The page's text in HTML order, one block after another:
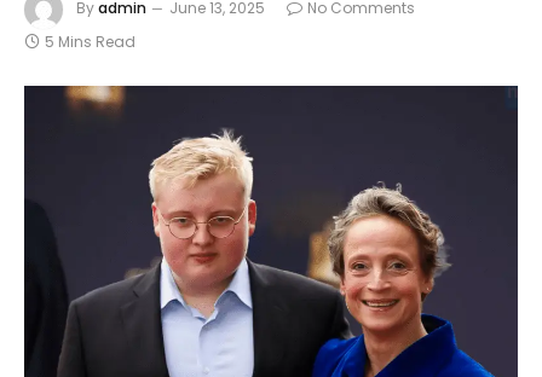
Byadmin June 13, 2025
No Comments
5 Mins Read